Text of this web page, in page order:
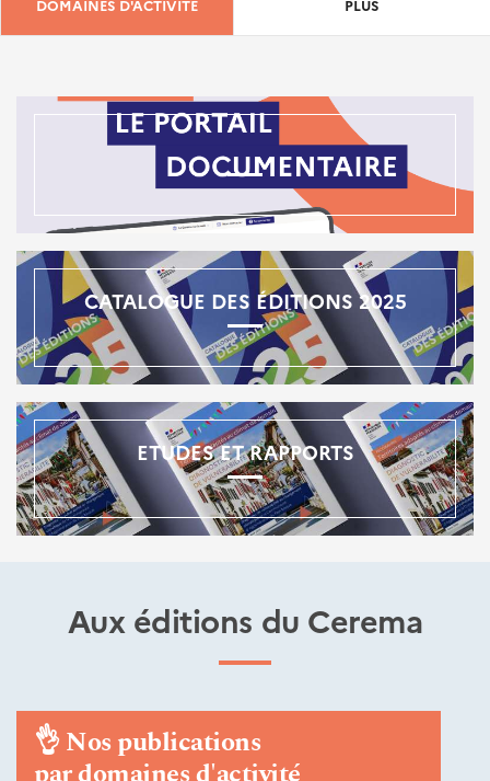
DOMAINES D'ACTIVITÉ PLUS
CATALOGUE DES ÉDITIONS 2025
ETUDES ET RAPPORTS
Aux éditions du Cerema
👌Nos publications